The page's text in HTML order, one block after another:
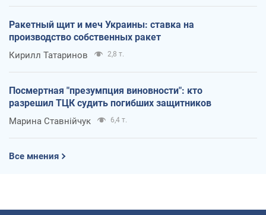
Ракетный щит и меч Украины: ставка на
производство собственных ракет
Кирилл Татаринов 2,8 т.
Посмертная "презумпция виновности": кто
разрешил ТЦК судить погибших защитников
Марина Ставнійчук 6,4 т.
Все мнения